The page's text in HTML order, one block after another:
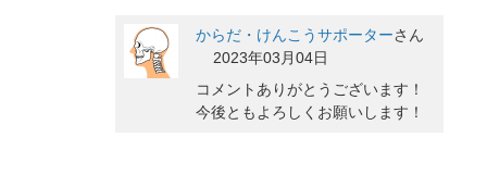
からだ・けんこうサポーターさん
2023年03月04日
コメントありがとうございます！
今後ともよろしくお願いします！